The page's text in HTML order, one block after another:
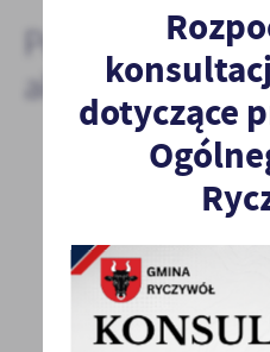
Pozostałe
aktualności
Od 22 marca 2021 r.
Wojewódzkiego
i Gospodarki...
dotyczące